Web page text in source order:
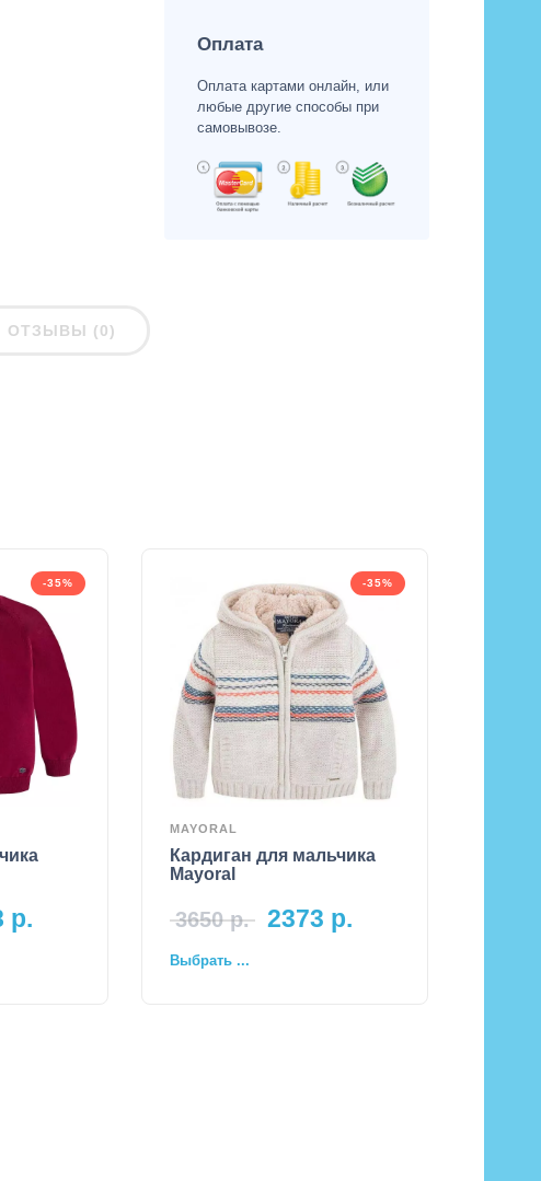
Оплата
Оплата картами онлайн, или
любые другие способы при
самовывозе.
ОТЗЫВЫ (0)
-35%
р.
-35%
MAYORAL
Кардиган для мальчика
Mayoral
3650р. 2373 р.
Выбрать ...